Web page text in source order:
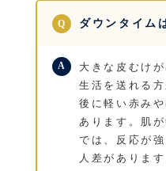
ダウンタイム
大きな皮むけ
生活を送れる
後に軽い赤み
あります。肌
では、反応が
人差があります